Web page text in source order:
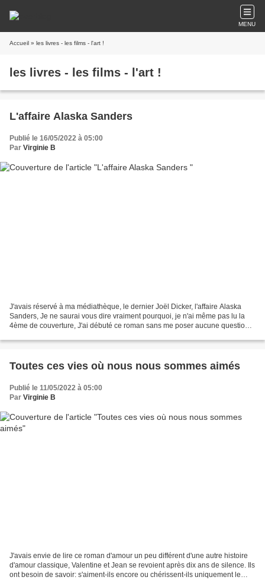
MENU
Accueil » les livres - les films - l'art !
les livres - les films - l'art !
L'affaire Alaska Sanders
Publié le 16/05/2022 à 05:00
Par Virginie B
J'avais réservé à ma médiathèque, le dernier Joël Dicker, l'affaire Alaska
Sanders, Je ne saurai vous dire vraiment pourquoi, je n'ai même pas lu la
4ème de couverture, J'ai débuté ce roman sans me poser aucune question,
Toutes ces vies où nous nous sommes aimés
Publié le 11/05/2022 à 05:00
Par Virginie B
J'avais envie de lire ce roman d'amour un peu différent d'une autre histoire
d'amour classique, Valentine et Jean se revoient après dix ans de silence. Ils
ont besoin de savoir: s'aiment-ils encore ou chérissent-ils uniquement le